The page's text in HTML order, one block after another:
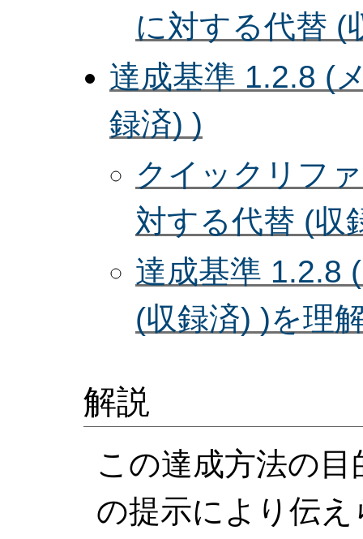
に対する代替 (
達成基準 1.2.8 (
録済) )
クイックリフ
対する代替 (収
達成基準 1.2.8
(収録済) )を理
解説
この達成方法の
の提示により伝